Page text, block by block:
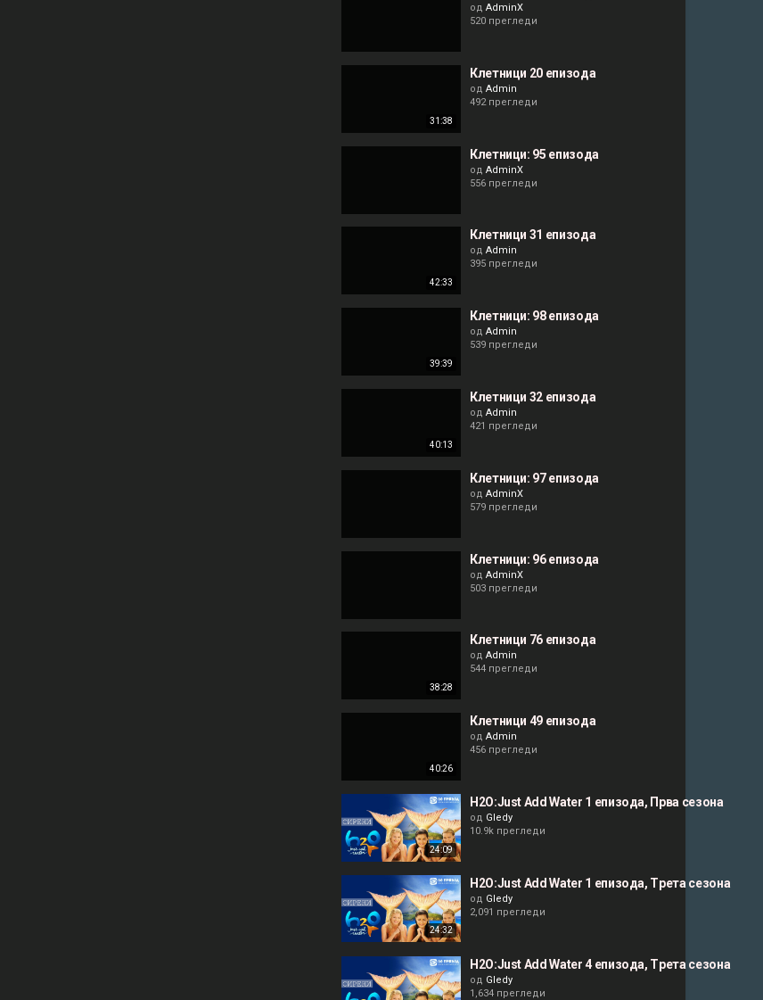
од AdminX
520 прегледи
31:38
Клетници 20 епизода
од Admin
492 прегледи
Клетници: 95 епизода
од AdminX
556 прегледи
42:33
Клетници 31 епизода
од Admin
395 прегледи
39:39
Клетници: 98 епизода
од Admin
539 прегледи
40:13
Клетници 32 епизода
од Admin
421 прегледи
Клетници: 97 епизода
од AdminX
579 прегледи
Клетници: 96 епизода
од AdminX
503 прегледи
38:28
Клетници 76 епизода
од Admin
544 прегледи
40:26
Клетници 49 епизода
од Admin
456 прегледи
24:09
H2O:Just Add Water 1 епизода, Прва сезона
од Gledy
10.9k прегледи
24:32
H2O:Just Add Water 1 епизода, Tрета сезона
од Gledy
2,091 прегледи
H2O:Just Add Water 4 епизода, Tрета сезона
од Gledy
1,634 прегледи